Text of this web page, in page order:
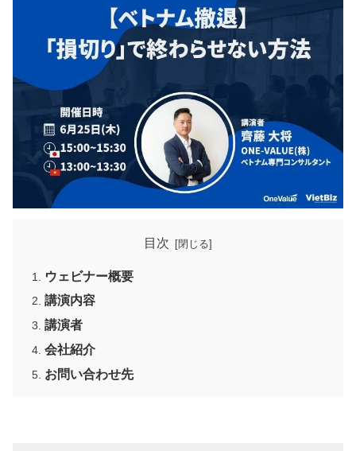
目次
ウェビナー概要
講演内容
講演者
会社紹介
お問い合わせ先